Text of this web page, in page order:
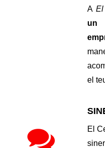
A El
un
el
El